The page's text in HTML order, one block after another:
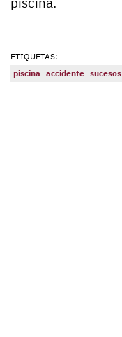
ETIQUETAS:
piscina accidente sucesos